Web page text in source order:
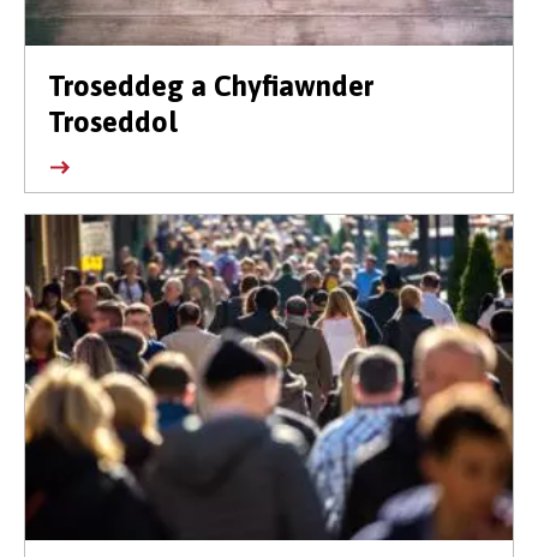
Troseddeg a Chyfiawnder
Troseddol